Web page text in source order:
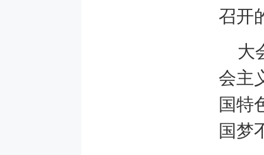
召开
大
会主
国特
国梦